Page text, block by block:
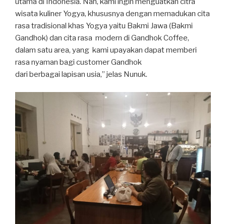
wisata kuliner Yogya, khususnya dengan memadukan cita
rasa tradisional khas Yogya yaitu Bakmi Jawa (Bakmi
Gandhok) dan cita rasa modern di Gandhok Coffee,
dalam satu area, yang kami upayakan dapat memberi
rasa nyaman bagi customer Gandhok
dari berbagai lapisan usia,” jelas Nunuk.